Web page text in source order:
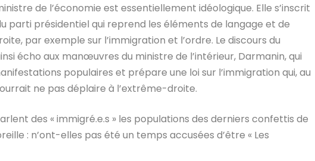
de l’économie est essentiellement idéologique. Elle s’inscrit
parti présidentiel qui reprend les éléments de langage et de
par exemple sur l’immigration et l’ordre. Le discours du
écho aux manœuvres du ministre de l’intérieur, Darmanin, qui
populaires et prépare une loi sur l’immigration qui, au
ne pas déplaire à l’extrême-droite.
des « immigré.e.s » les populations des derniers confettis de
: n’ont-elles pas été un temps accusées d’être « Les